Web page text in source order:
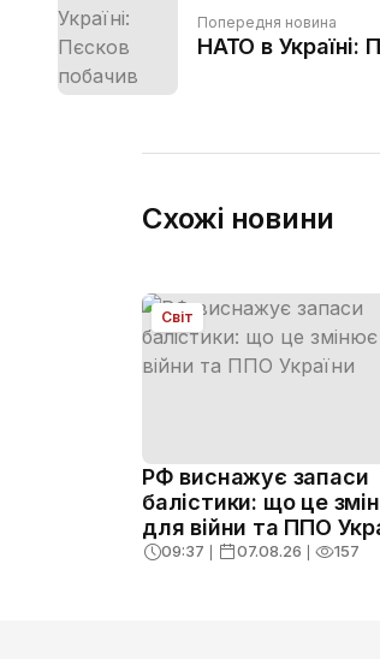
Попередня новина
НАТО в Україні:
Схожі новини
Світ
РФ виснажує запаси
балістики: що це
для війни та ППО
09:37 ❘ 07.08.26 ❘ 157